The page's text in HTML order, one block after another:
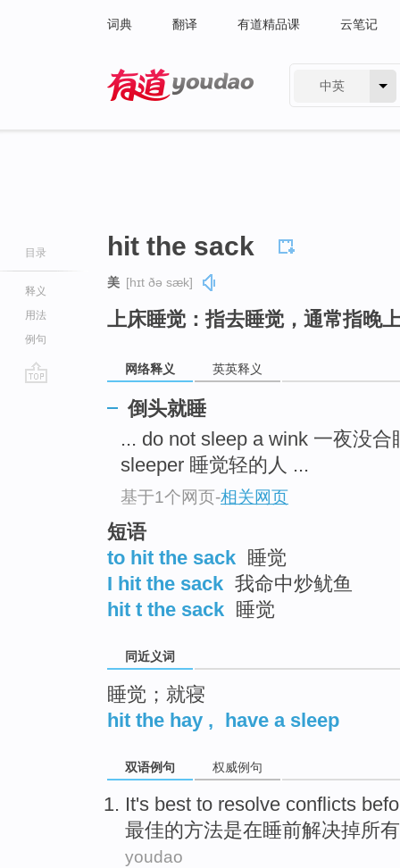
词典 翻译 有道精品课 云笔记
中英
目录
释义
用法
例句
hit the sack
美 [hɪt ðə sæk]
上床睡觉：指去睡觉，通常指晚
网络释义 英英释义
倒头就睡
... do not sleep a wink 一夜没
sleeper 睡觉轻的人 ...
基于1个网页-相关网页
短语
to hit the sack 睡觉
I hit the sack 我命中炒鱿鱼
hit t the sack 睡觉
同近义词
睡觉；就寝
hit the hay , have a sleep
双语例句 权威例句
It's best to resolve conflicts
最佳的方法是在睡前解决掉所
youdao